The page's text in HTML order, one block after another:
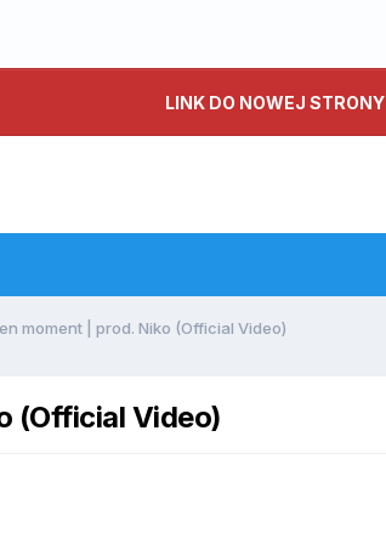
LINK DO NOWEJ STRONY
moment | prod. Niko (Official Video)
(Official Video)